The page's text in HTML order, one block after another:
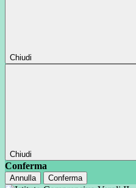
Chiudi
Chiudi
Conferma
Annulla Conferma